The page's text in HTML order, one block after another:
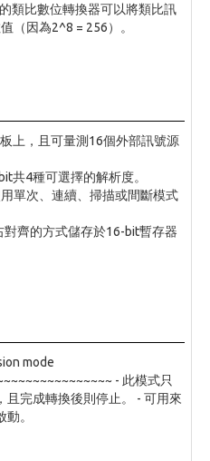
類比數位轉換器可以將類比訊
（因為2^8 = 256）。
上，且可量測16個外部訊號源
共4種可選擇的解析度。
單次、連續、掃描或間斷模式
齊的方式儲存於16-bit暫存器
mode
- 此模式只
完成轉換後則停止。 - 可用來
。